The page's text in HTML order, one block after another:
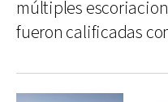
múltiples
fueron calificadas